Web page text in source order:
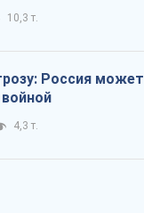
10,3 т.
Россия может
4,3 т.